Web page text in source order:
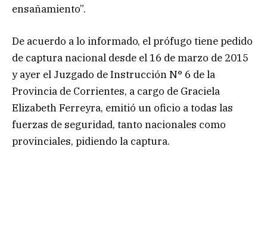
ensañamiento”.
De acuerdo a lo informado, el prófugo tiene pedido
de captura nacional desde el 16 de marzo de 2015
y ayer el Juzgado de Instrucción N° 6 de la
Provincia de Corrientes, a cargo de Graciela
Elizabeth Ferreyra, emitió un oficio a todas las
fuerzas de seguridad, tanto nacionales como
provinciales, pidiendo la captura.